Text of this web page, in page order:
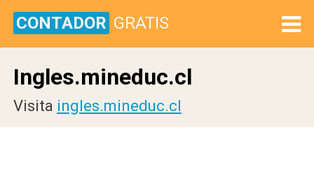
CONTADOR GRATIS
Ingles.mineduc.cl
Visita ingles.mineduc.cl